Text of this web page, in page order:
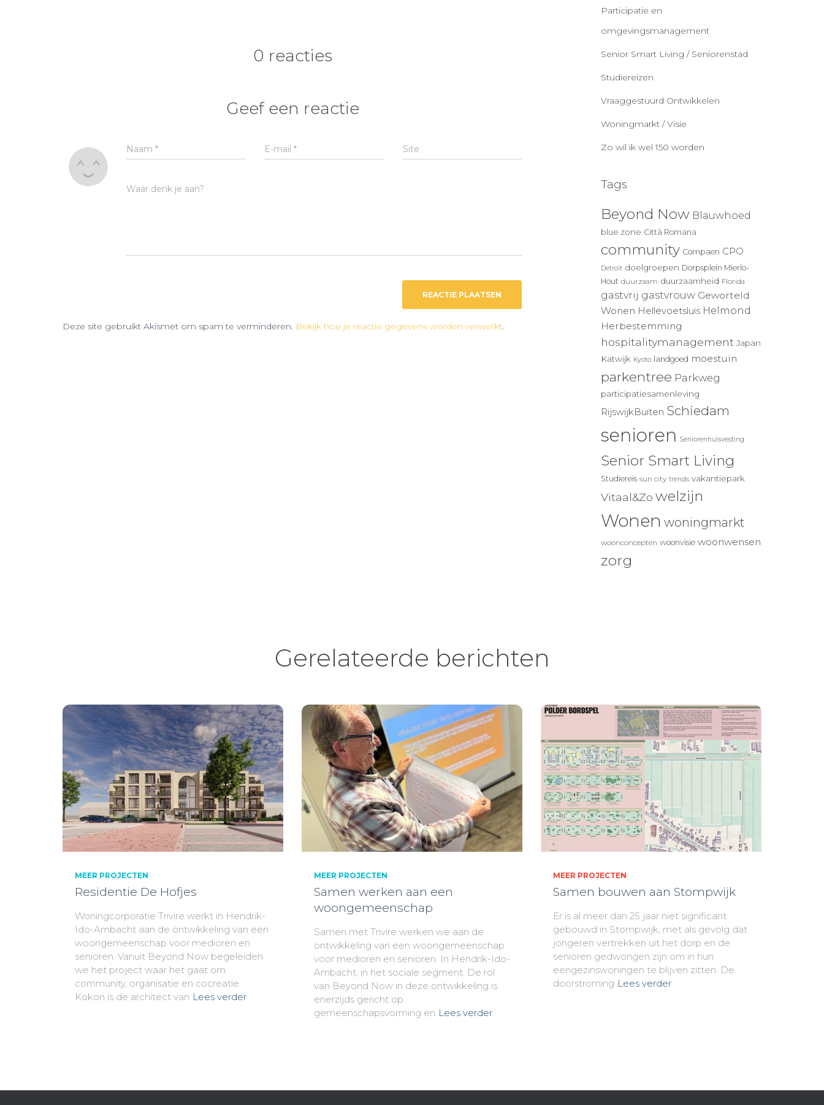
0 reacties
Geef een reactie
Naam * E-mail* Site
Waar denk je aan?
Deze site gebruikt Akismet om spam te verminderen. Bekijk hoe je reactie gegevens worden verwerkt.
Participatie en
omgevingsmanagement
Senior Smart Living / Seniorenstad
Studiereizen
Vraaggestuurd Ontwikkelen
Woningmarkt / Visie
Zo wil ik wel 150 worden
Tags
Beyond Now Blauwhoed
blue zone Città Romana
community Compaen CPO
Detroit doelgroepen Dorpsplein Mierlo-
Hout duurzaam duurzaamheid Florida
gastvrij gastvrouw Geworteld
Wonen Hellevoetsluis Helmond
Herbestemming
hospitalitymanagement Japan
Katwijk Kyoto landgoed moestuin
parkentree Parkweg
participatiesamenleving
RijswijkBuiten Schiedam
senioren Seniorenhuisvesting
Senior Smart Living
Studiereis sun city trends vakantiepark
Vitaal&Zo welzijn
Wonen woningmarkt
woonconcepten woonvisie woonwensen
zorg
Gerelateerde berichten
MEER PROJECTEN
Residentie De Hofjes
Woningcorporatie Trivire werkt in Hendrik-
Ido-Ambacht aan de ontwikkeling van een
woongemeenschap voor medioren en
senioren. Vanuit Beyond Now begeleiden
we het project waar het gaat om
community, organisatie en cocreatie.
Kokon is de architect van Lees verder
MEER PROJECTEN
Samen werken aan een
woongemeenschap
Samen met Trivire werken we aan de
ontwikkeling van een woongemeenschap
voor medioren en senioren. In Hendrik-Ido-
Ambacht, in het sociale segment. De rol
van Beyond Now in deze ontwikkeling is
enerzijds gericht op
gemeenschapsvorming en Lees verder
MEER PROJECTEN
Samen bouwen aan Stompwijk
Er is al meer dan 25 jaar niet significant
gebouwd in Stompwijk, met als gevolg dat
jongeren vertrekken uit het dorp en de
senioren gedwongen zijn om in hun
eengezinswoningen te blijven zitten. De
doorstroming Lees verder